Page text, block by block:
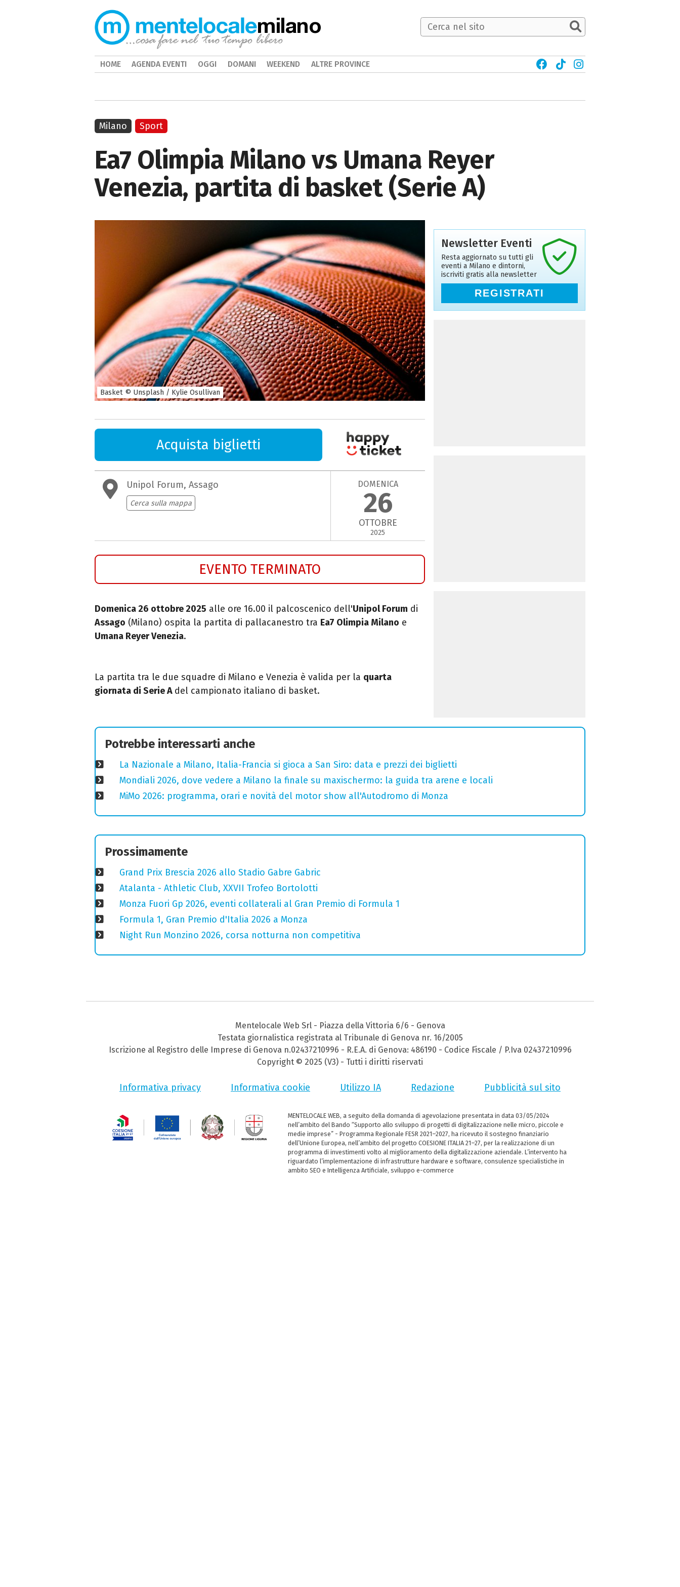
Ea7 Olimpia Milano vs Umana Reyer
Venezia, partita di basket (Serie A)
Basket © Unsplash / Kylie Osullivan
Acquista biglietti
Unipol Forum, Assago
Cerca sulla mappa
DOMENICA
26
OTTOBRE
2025
EVENTO TERMINATO
Domenica 26 ottobre 2025 alle ore 16.00 il palcoscenico dell'Unipol Forum di
Assago (Milano) ospita la partita di pallacanestro tra Ea7 Olimpia Milano e
Umana Reyer Venezia.
La partita tra le due squadre di Milano e Venezia è valida per la quarta
giornata di Serie A del campionato italiano di basket.
Milano Sport
Newsletter Eventi
Resta aggiornato su tutti gli
eventi a Milano e dintorni,
iscriviti gratis alla newsletter
REGISTRATI
Potrebbe interessarti anche
La Nazionale a Milano, Italia-Francia si gioca a San Siro: data e prezzi dei biglietti
Mondiali 2026, dove vedere a Milano la finale su maxischermo: la guida tra arene e locali
MiMo 2026: programma, orari e novità del motor show all'Autodromo di Monza
Prossimamente
Grand Prix Brescia 2026 allo Stadio Gabre Gabric
Atalanta - Athletic Club, XXVII Trofeo Bortolotti
Monza Fuori Gp 2026, eventi collaterali al Gran Premio di Formula 1
Formula 1, Gran Premio d'Italia 2026 a Monza
Night Run Monzino 2026, corsa notturna non competitiva
milano
HOME AGENDA EVENTI OGGI DOMANI WEEKEND ALTRE PROVINCE
Mentelocale Web Srl - Piazza della Vittoria 6/6 - Genova
Testata giornalistica registrata al Tribunale di Genova nr. 16/2005
Iscrizione al Registro delle Imprese di Genova n.02437210996 - R.E.A. di Genova: 486190 - Codice Fiscale / P.Iva 02437210996
Copyright © 2025 (V3) - Tutti i diritti riservati
Informativa privacy Informativa cookie Utilizzo IA Redazione Pubblicità sul sito
MENTELOCALE WEB, a seguito della domanda di agevolazione presentata in data 03/05/2024
nell’ambito del Bando “Supporto allo sviluppo di progetti di digitalizzazione nelle micro, piccole e
medie imprese” - Programma Regionale FESR 2021–2027, ha ricevuto il sostegno finanziario
dell’Unione Europea, nell’ambito del progetto COESIONE ITALIA 21–27, per la realizzazione di un
programma di investimenti volto al miglioramento della digitalizzazione aziendale. L’intervento ha
riguardato l’implementazione di infrastrutture hardware e software, consulenze specialistiche in
ambito SEO e Intelligenza Artificiale, sviluppo e-commerce